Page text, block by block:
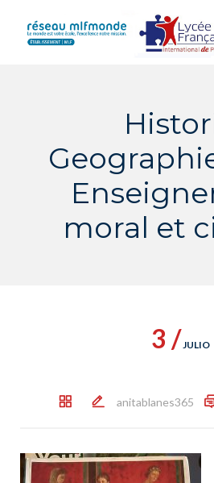
content
moral et
3 /JULIO
anitablanes365